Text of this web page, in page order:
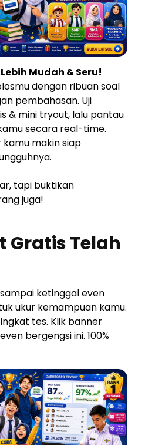
Mudah & Seru!
dengan ribuan soal
pembahasan. Uji
& mini tryout, lalu pantau
secara real-time.
makin siap
tapi buktikan
juga!
Gratis Telah
ketinggal even
ukur kemampuan kamu.
tes. Klik banner
bergengsi ini. 100%